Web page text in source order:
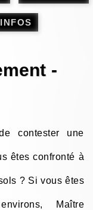
INFOS
-
contester une
êtes confronté à
? Si vous êtes
Maître